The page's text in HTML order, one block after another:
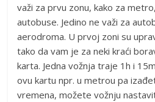
važi za prvu zonu, kako za
autobuse. Jedino ne važi za
aerodroma. U prvoj zoni su
tako da vam je za neki kraći
karta. Jedna vožnja traje 1h i
ovu kartu npr. u metrou pa
vremena, možete vožnju